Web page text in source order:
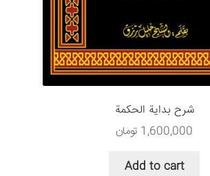
شرح بداية الحكمة
1,600,000 تومان
Add to cart